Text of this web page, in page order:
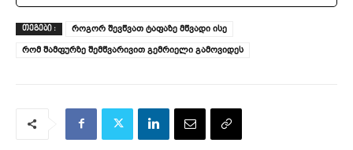
ᲗᲔᲒᲔᲑᲘ :
როგორ შევწვათ ტაფაზე მწვადი ისე
რომ შამფურზე შემწვარივით გემრიელი გამოვიდეს